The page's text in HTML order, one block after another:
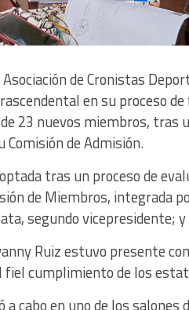
Asociación de Cronistas
en su proceso
23 nuevos miembros, tras
Comisión de Admisión.
tras un proceso de
de Miembros, integrada
segundo vicepresidente;
Ruiz estuvo presente
fiel cumplimiento de los
a cabo en uno de los